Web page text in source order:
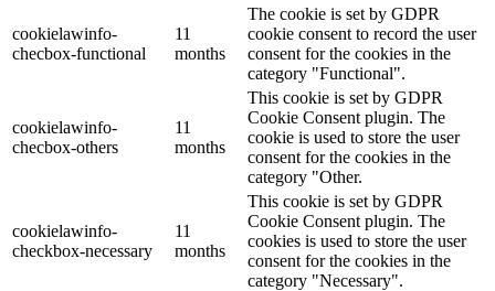
cookielawinfo-
checbox-functional
11
months
The cookie is set by GDPR
cookie consent to record the user
consent for the cookies in the
category "Functional".
cookielawinfo-
checbox-others
11
months
This cookie is set by GDPR
Cookie Consent plugin. The
cookie is used to store the user
consent for the cookies in the
category "Other.
cookielawinfo-
checkbox-necessary
11
months
This cookie is set by GDPR
Cookie Consent plugin. The
cookies is used to store the user
consent for the cookies in the
category "Necessary".